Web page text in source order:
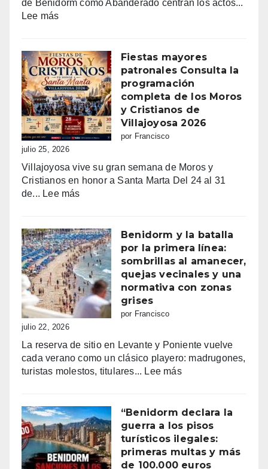
de Benidorm como Abanderado centran los actos...
Lee más:
con
Sant
Jaume:
un
día
grande
de
fe,
y
emoción
Fiestas mayores
patronales Consulta la
programación
completa de los Moros
y Cristianos de
Villajoyosa 2026
por Francisco
julio 25, 2026
Villajoyosa vive su gran semana de Moros y
Cristianos en honor a Santa Marta Del 24 al 31
de... Lee más:
patronales
Consulta
la
programación
completa
de
Cristianos
de
Villajoyosa
Benidorm y la batalla
por la primera línea:
sombrillas al amanecer,
quejas vecinales y una
normativa con zonas
grises
por Francisco
julio 22, 2026
La reserva de sitio en Levante y Poniente vuelve
cada verano como un clásico playero: madrugones,
turistas molestos, titulares... Lee más:
la
batalla
por
la
primera
“Benidorm declara la
guerra a los pisos
turísticos ilegales:
primeras multas y más
de 100.000 euros